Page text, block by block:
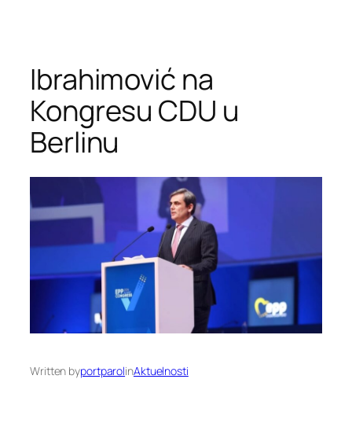
Ibrahimović na
Kongresu CDU u
Berlinu
Written byportparolinAktuelnosti